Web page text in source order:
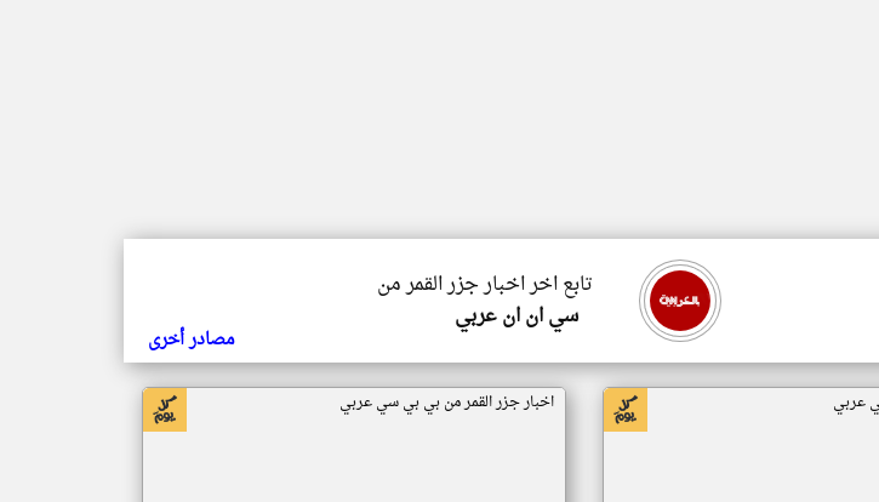
تابع اخر اخبار جزر القمر من
سي ان ان عربي
مصادر أخرى
عربي اخبار جزر القمر من بي بي سي عربي